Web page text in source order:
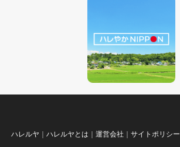
ハレルヤ ｜ ハレルヤとは ｜ 運営会社 ｜ サイトポリシー